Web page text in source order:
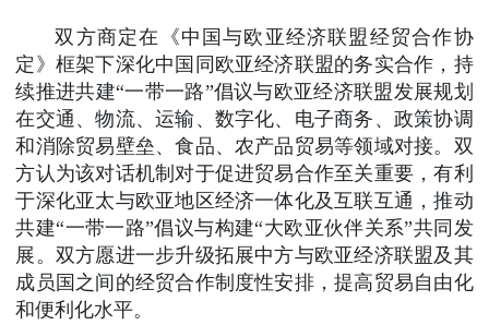
双方商定在《中国与欧亚经济联盟经贸合作协
定》框架下深化中国同欧亚经济联盟的务实合作，持
续推进共建“一带一路”倡议与欧亚经济联盟发展规划
在交通、物流、运输、数字化、电子商务、政策协调
和消除贸易壁垒、食品、农产品贸易等领域对接。双
方认为该对话机制对于促进贸易合作至关重要，有利
于深化亚太与欧亚地区经济一体化及互联互通，推动
共建“一带一路”倡议与构建“大欧亚伙伴关系”共同发
展。双方愿进一步升级拓展中方与欧亚经济联盟及其
成员国之间的经贸合作制度性安排，提高贸易自由化
和便利化水平。